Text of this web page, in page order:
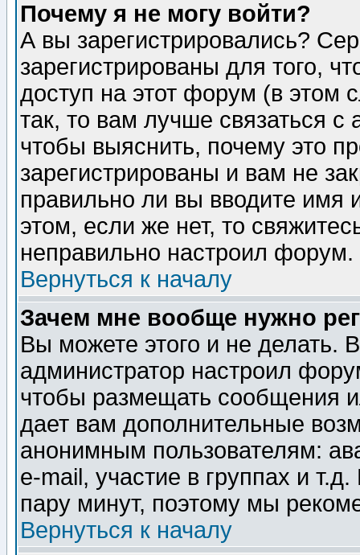
Почему я не могу войти?
А вы зарегистрировались?
зарегистрированы для того,
доступ на этот форум (в этом
так, то вам лучше связаться
чтобы выяснить, почему это
зарегистрированы и вам не
правильно ли вы вводите
этом, если же нет, то
неправильно настроил форум.
Вернуться к началу
Зачем мне вообще нужно
Вы можете этого и не делать.
администратор настроил
чтобы размещать сообщения
дает вам дополнительные
анонимным пользователям:
e-mail, участие в группах и
пару минут, поэтому мы
Вернуться к началу